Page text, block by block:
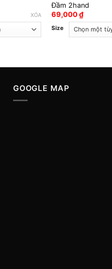
XÓA
Đầm 2hand
69,000₫
Size
GOOGLE MAP